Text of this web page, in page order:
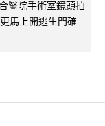
醫院手術室鏡頭拍
馬上開逃生門確